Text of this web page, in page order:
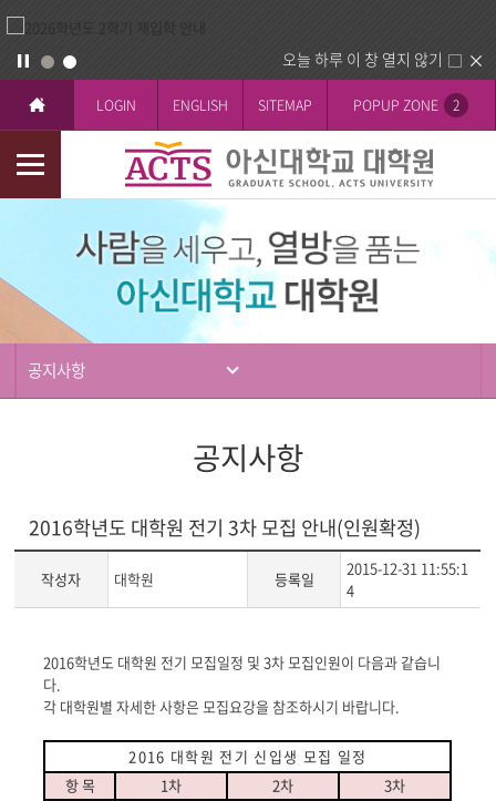
오늘 하루 이 창 열지 않기
LOGIN ENGLISH SITEMAP POPUP ZONE 2
모
바
공지사항
공지사항
2016학년도 대학원 전기 3차 모집 안내(인원확정)
작성자 대학원 등록일
2015-12-31 11:55:1
4
게
시
글
2016학년도 대학원 전기 모집일정 및 3차 모집인원이 다음과 같습니
다.
각 대학원별 자세한 사항은 모집요강을 참조하시기 바랍니다.
2016 대학원 전기 신입생 모집 일정
항 목
1차 2차 3차